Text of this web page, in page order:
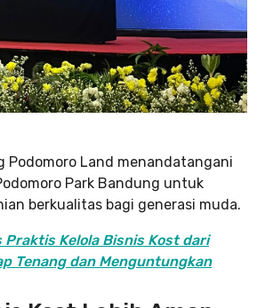
Podomoro Land menandatangani
Park Bandung untuk
berkualitas bagi generasi muda.
Praktis Kelola Bisnis Kost dari
Tenang dan Menguntungkan